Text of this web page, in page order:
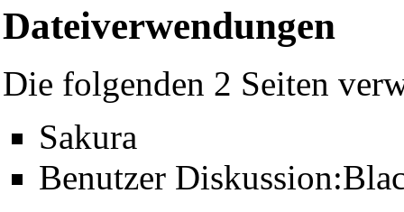
Dateiverwendungen
Die folgenden 2 Seiten
Sakura
Benutzer
Diese Seite wurde zuletzt am 10. Oktober 2009 um 09:54 Uhr
Powered byComputer-Base.
Datenschutz-Optionen